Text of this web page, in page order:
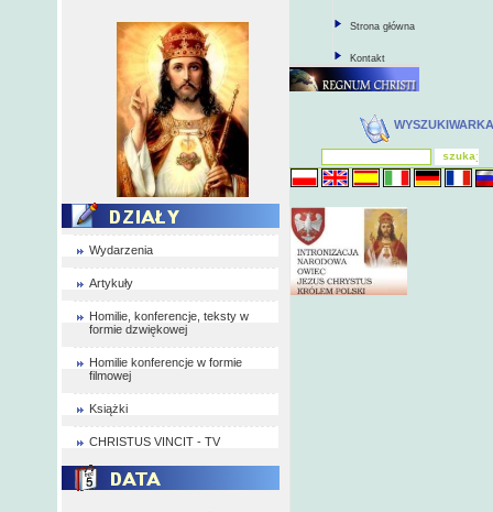
Wydarzenia
Artykuły
Homilie, konferencje, teksty w
formie dzwiękowej
Homilie konferencje w formie
filmowej
Książki
CHRISTUS VINCIT - TV
Strona główna
Kontakt
WYSZUKIWARKA